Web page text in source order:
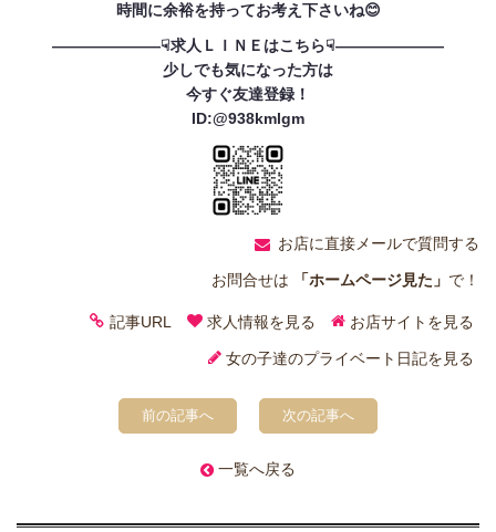
時間に余裕を持ってお考え下さいね😊
———————☟求人ＬＩＮＥはこちら☟———————
少しでも気になった方は
今すぐ友達登録！
ID:@938kmlgm
お店に直接メールで質問する
お問合せは
「ホームページ見た」 で！
記事URL 求人情報を見る お店サイトを見る
女の子達のプライベート日記を見る
前の記事へ 次の記事へ
一覧へ戻る